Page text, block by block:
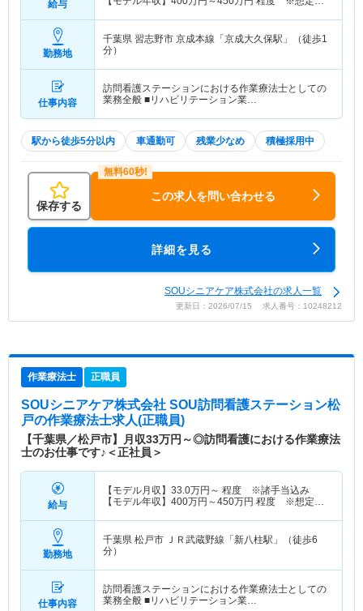
給与
勤務地
千葉県 習志野市 京成本線「京成大久保駅」（徒歩1
分）
仕事内容
訪問看護ステーションにおける作業療法士としての
業務全般 ■リハビリテーション業…
駅から徒歩5分以内 車通勤可 残業少なめ 積極採用中
保存する
この求人を問い合わせる
詳細を見る
SOUシニアケア株式会社の求人一覧
更新日：2026/07/15 求人番号：10248212
作業療法士 正職員
SOUシニアケア株式会社 SOU訪問看護ステーション松
戸の作業療法士求人(正職員)
【千葉県／松戸市】月収33万円～◎訪問看護における作業療法
士のお仕事です♪＜正社員＞
給与
【モデル月収】 33.0万円～ 程度 ※諸手当込み
【モデル年収】 400万円～450万円 程度 ※想定年
勤務地
千葉県 松戸市 ＪＲ武蔵野線「新八柱駅」（徒歩6
分）
仕事内容
訪問看護ステーションにおける作業療法士としての
業務全般 ■リハビリテーション業…